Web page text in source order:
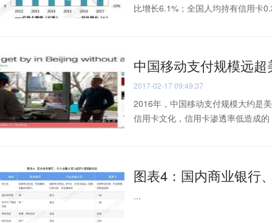
比增长6.1%；全国人均持有信用卡
中国移动支付规模远
2017-02-17 09:49:37
2016年，中国移动支付规模大约是
信用卡文化，信用卡渗透率低造成
图表4：国内商业银行
...